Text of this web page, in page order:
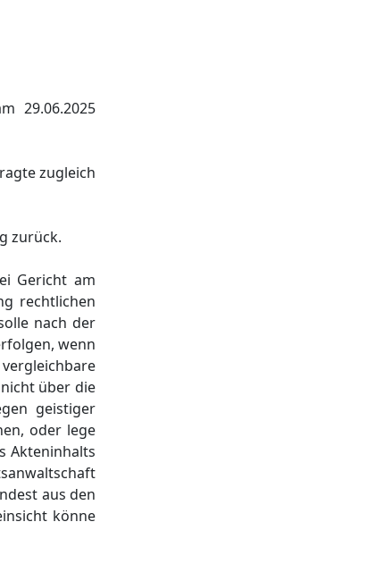
29.06.2025
zugleich
zurück.
Gericht am
rechtlichen
nach der
wenn
über die
geistiger
oder lege
Akteninhalts
aus den
könne